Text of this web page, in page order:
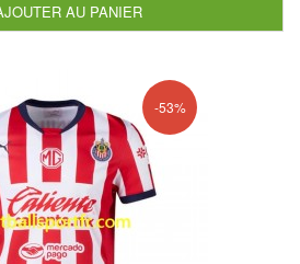
AU PANIER
-53%